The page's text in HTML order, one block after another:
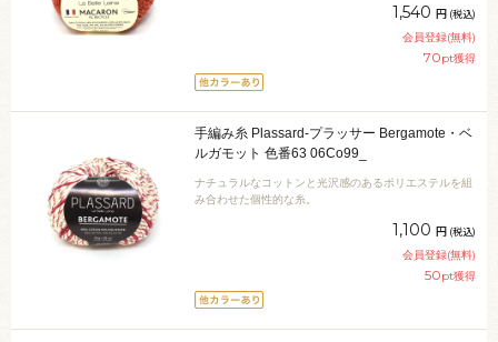
1,540 円 (税込)
会員登録(無料)
70pt獲得
手編み糸 Plassard-プラッサー Bergamote・ベ
ルガモット 色番63 06Co99_
ナチュラルなコットンと光沢感のあるポリエステルを組
み合わせた個性的な糸。
1,100 円 (税込)
会員登録(無料)
50pt獲得